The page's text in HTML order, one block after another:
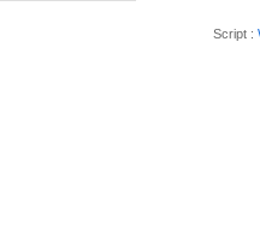
Script :